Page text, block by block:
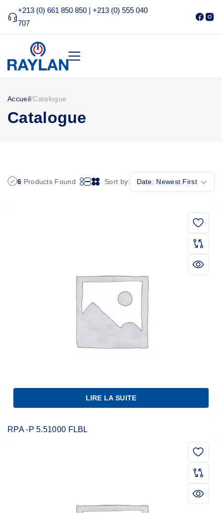
+213 (0) 661 850 850 | +213 (0) 555 040
707
Accueil/Catalogue
Catalogue
6 Products Found Sort by: Date: Newest First
LIRE LA SUITE
RPA -P 5.51000 FLBL